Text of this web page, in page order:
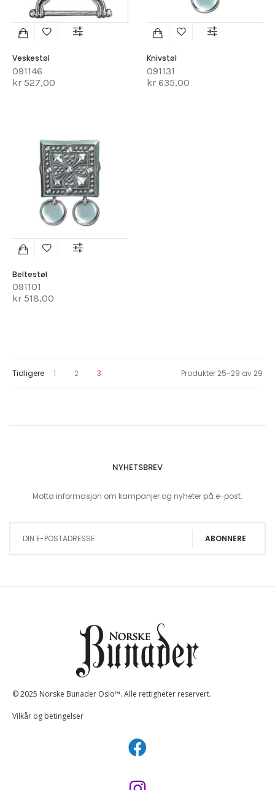
Veskestøl
091146
kr 527,00
Knivstøl
091131
kr 635,00
Beltestøl
091101
kr 518,00
Produkter 25-29 av 29
Page
Tidligere Page
1 Page
2 You're currently reading page
3
NYHETSBREV
Motta informasjon om kampanjer og nyheter på e-post.
ABONNERE
© 2025 Norske Bunader Oslo™. Alle rettigheter reservert.
Vilkår og betingelser